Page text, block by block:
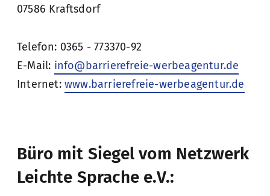
07586 Kraftsdorf
Telefon: 0365 - 773370-92
E-Mail: info@barrierefreie-werbeagentur.de
Internet: www.barrierefreie-werbeagentur.de
Büro mit Siegel vom Netzwerk
Leichte Sprache e.V.: